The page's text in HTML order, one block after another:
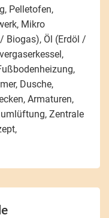
Pelletofen,
Mikro
Biogas), Öl (Erdöl /
Dusche,
Armaturen,
Zentrale